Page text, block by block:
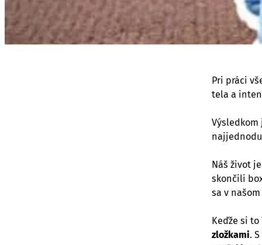
Pri práci
tela a
Náš život
skončili
sa v
Keďže si
zložkami.